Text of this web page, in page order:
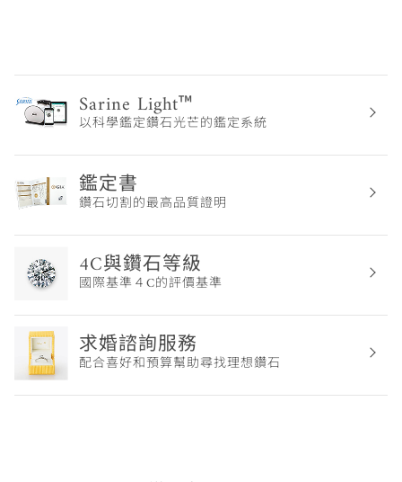
Sarine Light™
以科學鑑定鑽石光芒的鑑定系統
鑑定書
鑽石切割的最高品質證明
4C與鑽石等級
國際基準４C的評價基準
求婚諮詢服務
配合喜好和預算幫助尋找理想鑽石